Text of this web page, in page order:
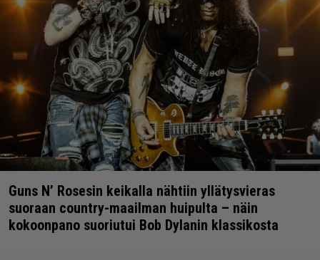
Guns N’ Rosesin keikalla nähtiin yllätysvieras
suoraan country-maailman huipulta – näin
kokoonpano suoriutui Bob Dylanin klassikosta